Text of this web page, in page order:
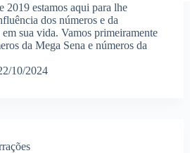
2019 estamos aqui para lhe
dos números e da
sua vida. Vamos primeiramente
da Mega Sena e números da
10/2024